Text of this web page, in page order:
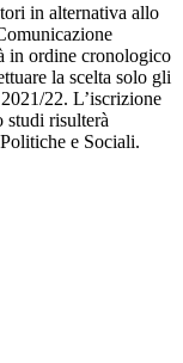
in alternativa allo
in ordine cronologico
la scelta solo gli
22. L’iscrizione
studi risulterà
e Sociali.